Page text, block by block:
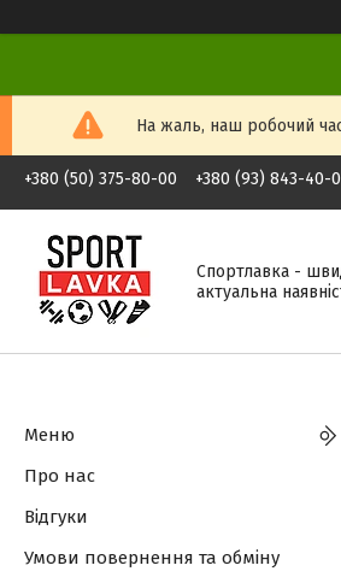
На жаль, наш робочий
+380 (50) 375-80-00 +380 (93) 843-40-
Спортлавка -
актуальна
Меню
Про нас
Відгуки
Умови повернення та обміну